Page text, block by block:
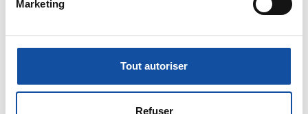
pour en relever les caractéristiques spécifiques
personnelles et définir vos préférences, reportez-vous à
votre consentement à tout moment à partir de la
déclaration sur les cookies.
Marketing
Tout autoriser
Refuser
Bonjour merci pour votre reponse. Je regrette